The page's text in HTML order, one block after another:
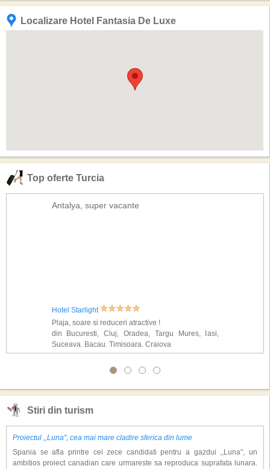
Localizare Hotel Fantasia De Luxe
Top oferte Turcia
Antalya, super vacante
Hotel Starlight
Plaja, soare si reduceri atractive !
din Bucuresti, Cluj, Oradea, Targu Mures, Iasi,
Suceava, Bacau, Timisoara, Craiova
Stiri din turism
Proiectul ,,Luna'', cea mai mare cladire sferica din lume
Spania se afla printre cei zece candidati pentru a gazdui ,,Luna'', un
ambitios proiect canadian care urmareste sa reproduca suprafata lunara.